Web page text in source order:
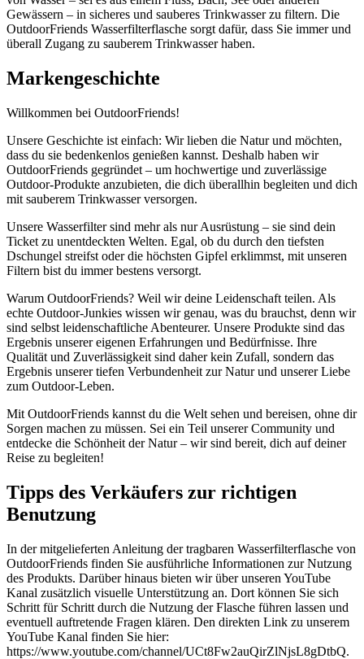
Gewässern – in sicheres und sauberes Trinkwasser zu filtern. Die
OutdoorFriends Wasserfilterflasche sorgt dafür, dass Sie immer und
überall Zugang zu sauberem Trinkwasser haben.
Markengeschichte
Willkommen bei OutdoorFriends!
Unsere Geschichte ist einfach: Wir lieben die Natur und möchten,
dass du sie bedenkenlos genießen kannst. Deshalb haben wir
OutdoorFriends gegründet – um hochwertige und zuverlässige
Outdoor-Produkte anzubieten, die dich überallhin begleiten und dich
mit sauberem Trinkwasser versorgen.
Unsere Wasserfilter sind mehr als nur Ausrüstung – sie sind dein
Ticket zu unentdeckten Welten. Egal, ob du durch den tiefsten
Dschungel streifst oder die höchsten Gipfel erklimmst, mit unseren
Filtern bist du immer bestens versorgt.
Warum OutdoorFriends? Weil wir deine Leidenschaft teilen. Als
echte Outdoor-Junkies wissen wir genau, was du brauchst, denn wir
sind selbst leidenschaftliche Abenteurer. Unsere Produkte sind das
Ergebnis unserer eigenen Erfahrungen und Bedürfnisse. Ihre
Qualität und Zuverlässigkeit sind daher kein Zufall, sondern das
Ergebnis unserer tiefen Verbundenheit zur Natur und unserer Liebe
zum Outdoor-Leben.
Mit OutdoorFriends kannst du die Welt sehen und bereisen, ohne dir
Sorgen machen zu müssen. Sei ein Teil unserer Community und
entdecke die Schönheit der Natur – wir sind bereit, dich auf deiner
Reise zu begleiten!
Tipps des Verkäufers zur richtigen
Benutzung
In der mitgelieferten Anleitung der tragbaren Wasserfilterflasche von
OutdoorFriends finden Sie ausführliche Informationen zur Nutzung
des Produkts. Darüber hinaus bieten wir über unseren YouTube
Kanal zusätzlich visuelle Unterstützung an. Dort können Sie sich
Schritt für Schritt durch die Nutzung der Flasche führen lassen und
eventuell auftretende Fragen klären. Den direkten Link zu unserem
YouTube Kanal finden Sie hier:
https://www.youtube.com/channel/UCt8Fw2auQirZlNjsL8gDtbQ.